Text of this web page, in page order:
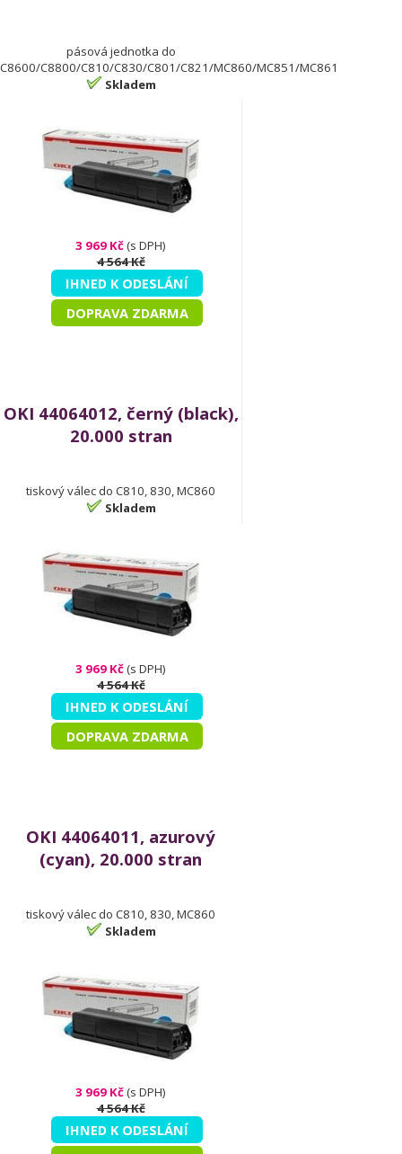
pásová jednotka do
C8600/C8800/C810/C830/C801/C821/MC860/MC851/MC861
Skladem
3 969 Kč(s DPH)
4 564 Kč
IHNED K ODESLÁNÍ
DOPRAVA ZDARMA
OKI 44064012, černý (black),
20.000 stran
tiskový válec do C810, 830, MC860
Skladem
3 969 Kč(s DPH)
4 564 Kč
IHNED K ODESLÁNÍ
DOPRAVA ZDARMA
OKI 44064011, azurový
(cyan), 20.000 stran
tiskový válec do C810, 830, MC860
Skladem
3 969 Kč(s DPH)
4 564 Kč
IHNED K ODESLÁNÍ